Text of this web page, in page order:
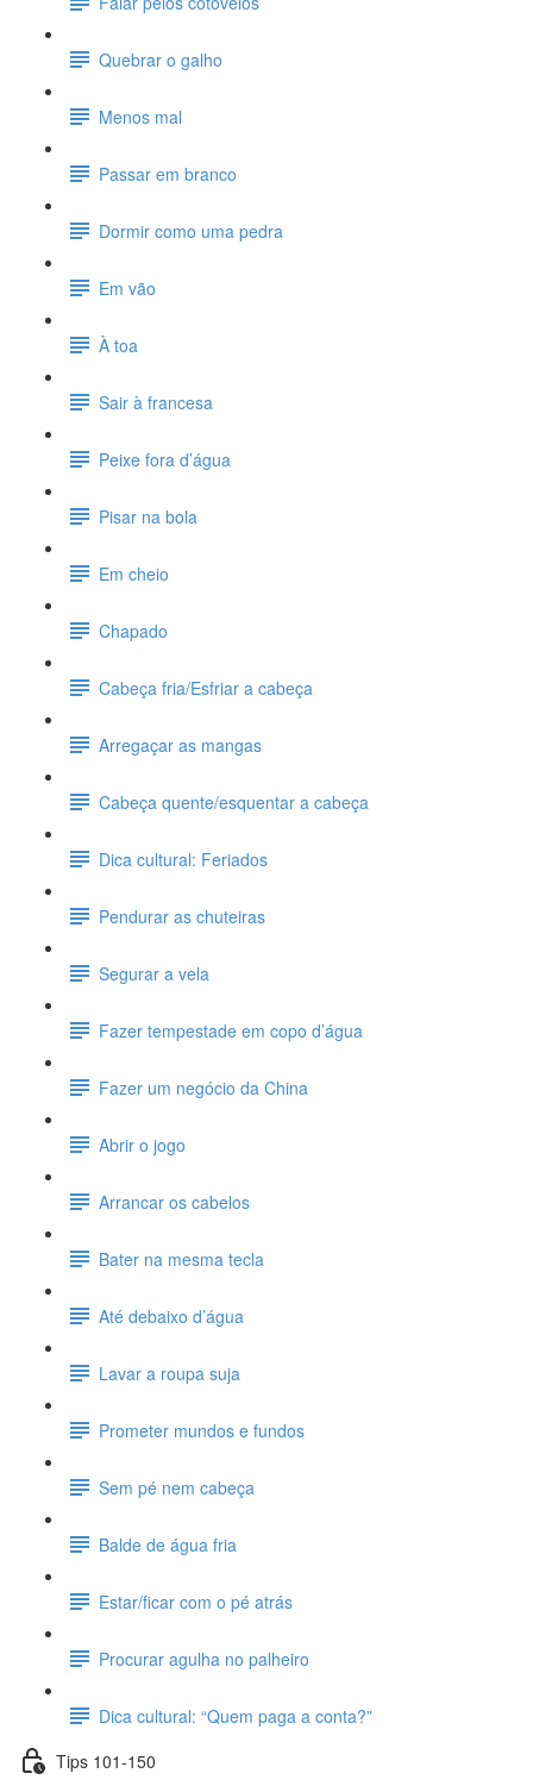
Quebrar o galho
Menos mal
Passar em branco
Dormir como uma pedra
Em vão
À toa
Sair à francesa
Peixe fora d’água
Pisar na bola
Em cheio
Chapado
Cabeça fria/Esfriar a cabeça
Arregaçar as mangas
Cabeça quente/esquentar a cabeça
Dica cultural: Feriados
Pendurar as chuteiras
Segurar a vela
Fazer tempestade em copo d’água
Fazer um negócio da China
Abrir o jogo
Arrancar os cabelos
Bater na mesma tecla
Até debaixo d’água
Lavar a roupa suja
Prometer mundos e fundos
Sem pé nem cabeça
Balde de água fria
Estar/ficar com o pé atrás
Procurar agulha no palheiro
Dica cultural: “Quem paga a conta?”
Tips 101-150